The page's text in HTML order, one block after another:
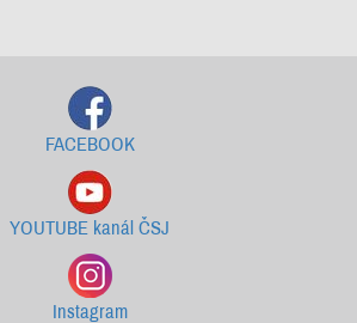
FACEBOOK
YOUTUBE kanál ČSJ
Instagram